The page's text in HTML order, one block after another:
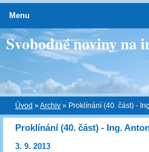
Svobodné noviny na
Úvod »Archiv » Proklínání (40. část) -
Proklínání (40. část) - Ing.
3. 9. 2013
Menu